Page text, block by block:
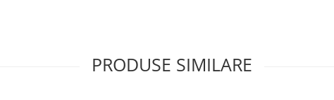
PRODUSE SIMILARE